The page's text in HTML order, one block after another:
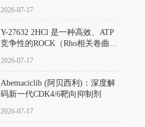
向KRAS/NRAS/HRAS的广谱RAS
2026-07-17
Y-27632 2HCl 是一种高效、ATP
竞争性的ROCK（Rho相关卷曲螺
同等抑制ROCK1与ROCK2；其通
过精准嵌入激酶的ATP结合位点
发挥抑制作用，对ROCK1和
ROCK2的解离常数（Ki）分别为
140 nM和300 nM；在众多丝氨酸/
2026-07-17
Abemaciclib (阿贝西利)：深度解
码新一代CDK4/6靶向抑制剂
2026-07-17